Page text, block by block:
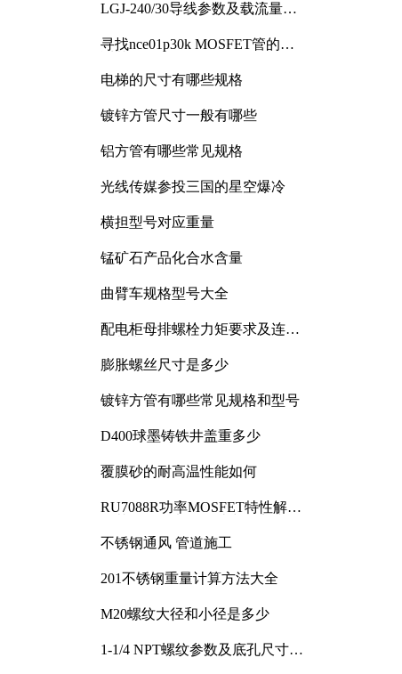
LGJ-240/30导线参数及载流量解
寻找nce01p30k MOSFET管的合
电梯的尺寸有哪些规格
镀锌方管尺寸一般有哪些
铝方管有哪些常见规格
光线传媒参投三国的星空爆冷
横担型号对应重量
锰矿石产品化合水含量
曲臂车规格型号大全
配电柜母排螺栓力矩要求及连接
膨胀螺丝尺寸是多少
镀锌方管有哪些常见规格和型号
D400球墨铸铁井盖重多少
覆膜砂的耐高温性能如何
RU7088R功率MOSFET特性解析
不锈钢通风 管道施工
201不锈钢重量计算方法大全
M20螺纹大径和小径是多少
1-1/4 NPT螺纹参数及底孔尺寸详